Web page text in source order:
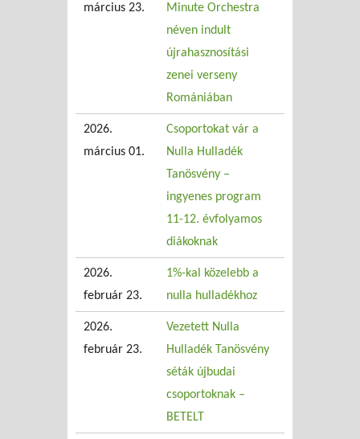
március 23.
Minute Orchestra
néven indult
újrahasznosítási
zenei verseny
Romániában
2026.
március 01.
Csoportokat vár a
Nulla Hulladék
Tanösvény –
ingyenes program
11-12. évfolyamos
diákoknak
2026.
február 23.
1%-kal közelebb a
nulla hulladékhoz
2026.
február 23.
Vezetett Nulla
Hulladék Tanösvény
séták újbudai
csoportoknak –
BETELT